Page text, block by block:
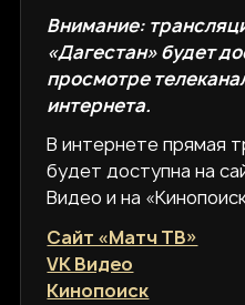
Внимание:
«Дагестан» будет
просмотре
интернета.
В интернете прямая
будет доступна на
Видео и на
Сайт «Матч ТВ»
VK Видео
Кинопоиск